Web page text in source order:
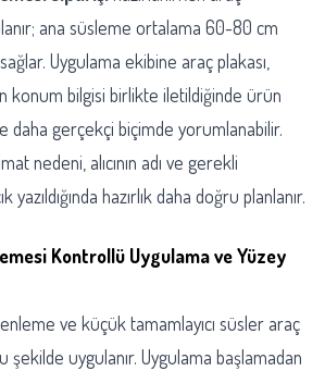
ana süsleme ortalama 60-80 cm
Uygulama ekibine araç plakası,
konum bilgisi birlikte iletildiğinde ürün
daha gerçekçi biçimde yorumlanabilir.
nedeni, alıcının adı ve gerekli
hazırlık daha doğru planlanır.
Kontrollü Uygulama ve Yüzey
ve küçük tamamlayıcı süsler araç
uygulanır. Uygulama başlamadan